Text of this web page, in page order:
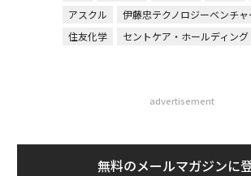
アスクル
伊藤忠テクノロジーベンチャ
住友化学
セントケア・ホールディング
advertisement
無料のメールマガジンに